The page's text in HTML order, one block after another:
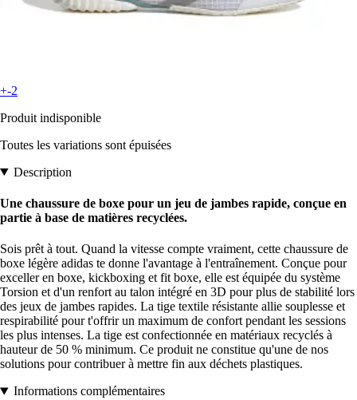
+-2
Produit indisponible
Toutes les variations sont épuisées
Description
Une chaussure de boxe pour un jeu de jambes rapide, conçue en
partie à base de matières recyclées.
Sois prêt à tout. Quand la vitesse compte vraiment, cette chaussure de
boxe légère adidas te donne l'avantage à l'entraînement. Conçue pour
exceller en boxe, kickboxing et fit boxe, elle est équipée du système
Torsion et d'un renfort au talon intégré en 3D pour plus de stabilité lors
des jeux de jambes rapides. La tige textile résistante allie souplesse et
respirabilité pour t'offrir un maximum de confort pendant les sessions
les plus intenses. La tige est confectionnée en matériaux recyclés à
hauteur de 50 % minimum. Ce produit ne constitue qu'une de nos
solutions pour contribuer à mettre fin aux déchets plastiques.
Informations complémentaires